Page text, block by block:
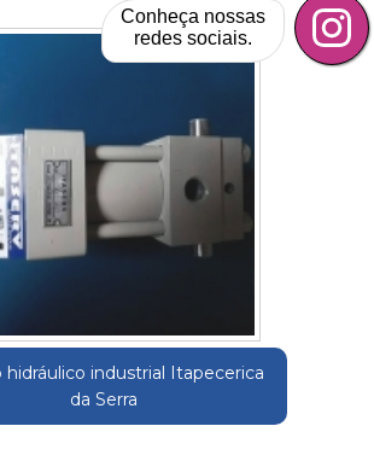
hidráulico industrial Itapecerica
da Serra
Conheça nossas
redes sociais.